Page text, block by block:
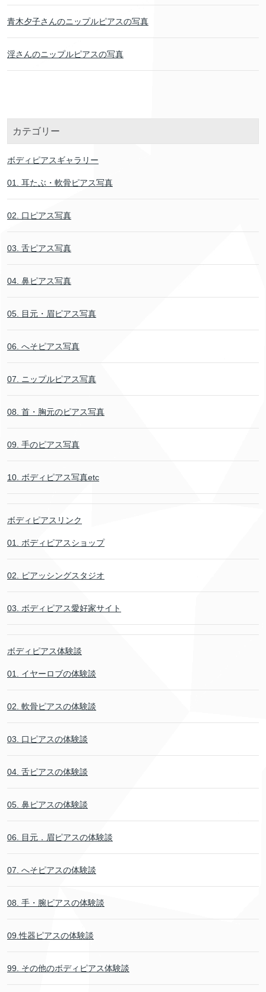
青木夕子さんのニップルピアスの写真
淫さんのニップルピアスの写真
カテゴリー
ボディピアスギャラリー
01. 耳たぶ・軟骨ピアス写真
02. 口ピアス写真
03. 舌ピアス写真
04. 鼻ピアス写真
05. 目元・眉ピアス写真
06. へそピアス写真
07. ニップルピアス写真
08. 首・胸元のピアス写真
09. 手のピアス写真
10. ボディピアス写真etc
ボディピアスリンク
01. ボディピアスショップ
02. ピアッシングスタジオ
03. ボディピアス愛好家サイト
ボディピアス体験談
01. イヤーロブの体験談
02. 軟骨ピアスの体験談
03. 口ピアスの体験談
04. 舌ピアスの体験談
05. 鼻ピアスの体験談
06. 目元．眉ピアスの体験談
07. へそピアスの体験談
08. 手・腕ピアスの体験談
09.性器ピアスの体験談
99. その他のボディピアス体験談